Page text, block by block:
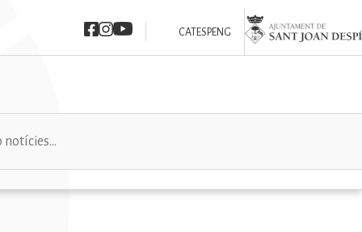
Imatge
Imatge
Imatge CAT ESPENG
Imatge